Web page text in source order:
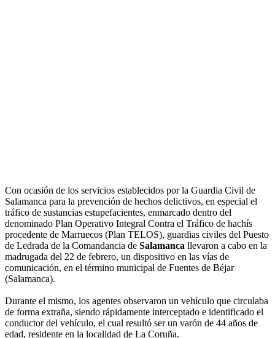
Con ocasión de los servicios establecidos por la Guardia Civil de
Salamanca para la prevención de hechos delictivos, en especial el
tráfico de sustancias estupefacientes, enmarcado dentro del
denominado Plan Operativo Integral Contra el Tráfico de hachís
procedente de Marruecos (Plan TELOS), guardias civiles del Puesto
de Ledrada de la Comandancia de Salamanca llevaron a cabo en la
madrugada del 22 de febrero, un dispositivo en las vías de
comunicación, en el término municipal de Fuentes de Béjar
(Salamanca).
Durante el mismo, los agentes observaron un vehículo que circulaba
de forma extraña, siendo rápidamente interceptado e identificado el
conductor del vehículo, el cual resultó ser un varón de 44 años de
edad, residente en la localidad de La Coruña.